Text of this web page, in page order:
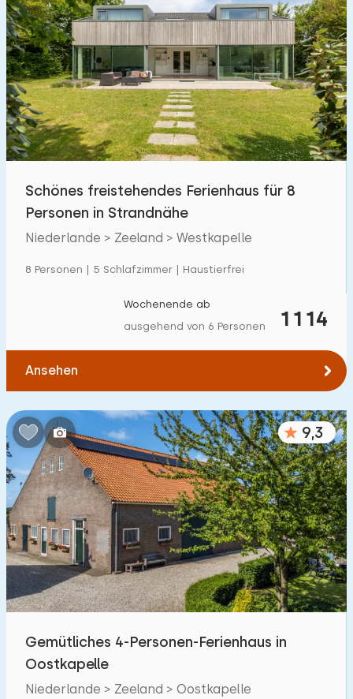
Schönes freistehendes Ferienhaus für 8
Personen in Strandnähe
Niederlande > Zeeland > Westkapelle
8 Personen | 5 Schlafzimmer | Haustierfrei
1114
Wochenende ab
ausgehend von 6 Personen
Ansehen
9,3
Gemütliches 4-Personen-Ferienhaus in
Oostkapelle
Niederlande > Zeeland > Oostkapelle